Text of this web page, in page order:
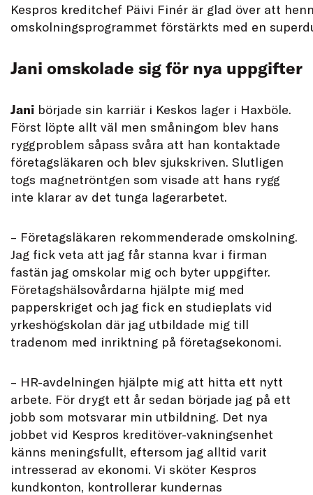
Kespros kreditchef Päivi Finér är glad över att
omskolningsprogrammet förstärkts med en
Jani omskolade sig för nya uppgifter
Jani började sin karriär i Keskos lager i Haxböle.
Först löpte allt väl men småningom blev hans
ryggproblem såpass svåra att han kontaktade
företagsläkaren och blev sjukskriven. Slutligen
togs magnetröntgen som visade att hans rygg
inte klarar av det tunga lagerarbetet.
– Företagsläkaren rekommenderade omskolning.
Jag fick veta att jag får stanna kvar i firman
fastän jag omskolar mig och byter uppgifter.
Företagshälsovårdarna hjälpte mig med
papperskriget och jag fick en studieplats vid
yrkeshögskolan där jag utbildade mig till
tradenom med inriktning på företagsekonomi.
– HR-avdelningen hjälpte mig att hitta ett nytt
arbete. För drygt ett år sedan började jag på ett
jobb som motsvarar min utbildning. Det nya
jobbet vid Kespros kreditöver-vakningsenhet
känns meningsfullt, eftersom jag alltid varit
intresserad av ekonomi. Vi sköter Kespros
kundkonton, kontrollerar kundernas